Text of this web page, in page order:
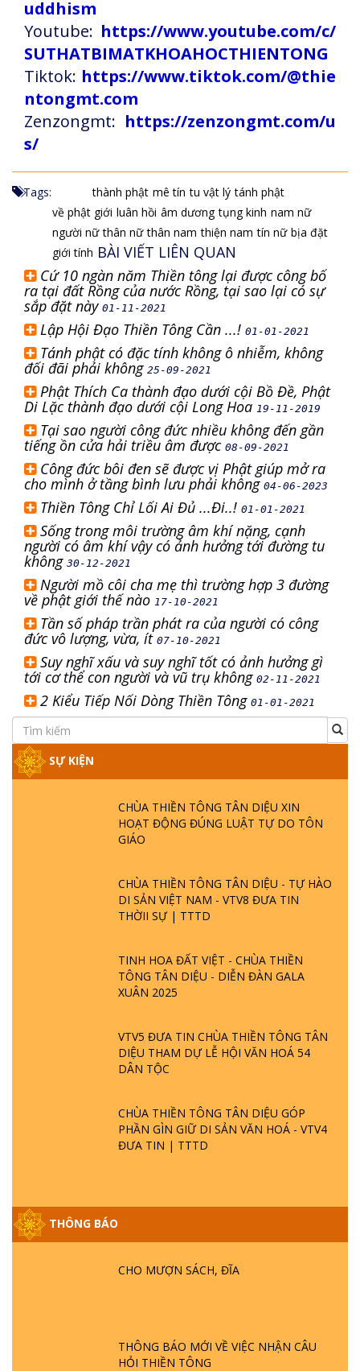
uddhism
Youtube: https://www.youtube.com/c/
SUTHATBIMATKHOAHOCTHIENTONG
Tiktok: https://www.tiktok.com/@thie
ntongmt.com
Zenzongmt: https://zenzongmt.com/u
s/
Tags: thành phật mê tín tu vật lý tánh phật
về phật giới luân hồi âm dương tụng kinh nam nữ
người nữ thân nữ thân nam thiện nam tín nữ bịa đặt
giới tính BÀI VIẾT LIÊN QUAN
Cứ 10 ngàn năm Thiền tông lại được công bố
ra tại đất Rồng của nước Rồng, tại sao lại có sự
sắp đặt này 01-11-2021
Lập Hội Đạo Thiền Tông Cần ...! 01-01-2021
Tánh phật có đặc tính không ô nhiễm, không
đối đãi phải không 25-09-2021
Phật Thích Ca thành đạo dưới cội Bồ Đề, Phật
Di Lặc thành đạo dưới cội Long Hoa 19-11-2019
Tại sao người công đức nhiều không đến gần
tiếng ồn cửa hải triều âm được 08-09-2021
Công đức bôi đen sẽ được vị Phật giúp mở ra
cho mình ở tầng bình lưu phải không 04-06-2023
Thiền Tông Chỉ Lối Ai Đủ ...Đi..! 01-01-2021
Sống trong môi trường âm khí nặng, cạnh
người có âm khí vậy có ảnh hưởng tới đường tu
không 30-12-2021
Người mồ côi cha mẹ thì trường hợp 3 đường
về phật giới thế nào 17-10-2021
Tần số pháp trần phát ra của người có công
đức vô lượng, vừa, ít 07-10-2021
Suy nghĩ xấu và suy nghĩ tốt có ảnh hưởng gì
tới cơ thể con người và vũ trụ không 02-11-2021
2 Kiểu Tiếp Nối Dòng Thiền Tông 01-01-2021
SỰ KIỆN
CHÙA THIỀN TÔNG TÂN DIỆU XIN
HOẠT ĐỘNG ĐÚNG LUẬT TỰ DO TÔN
GIÁO
CHÙA THIỀN TÔNG TÂN DIỆU - TỰ HÀO
DI SẢN VIỆT NAM - VTV8 ĐƯA TIN
THỜII SỰ | TTTD
TINH HOA ĐẤT VIỆT - CHÙA THIỀN
TÔNG TÂN DIỆU - DIỄN ĐÀN GALA
XUÂN 2025
VTV5 ĐƯA TIN CHÙA THIỀN TÔNG TÂN
DIỆU THAM DỰ LỄ HỘI VĂN HOÁ 54
DÂN TỘC
CHÙA THIỀN TÔNG TÂN DIỆU GÓP
PHẦN GÌN GIỮ DI SẢN VĂN HOÁ - VTV4
ĐƯA TIN | TTTD
THÔNG BÁO
CHO MƯỢN SÁCH, ĐĨA
THÔNG BÁO MỚI VỀ VIỆC NHẬN CÂU
HỎI THIỀN TÔNG
GIẢI ĐÁP ĐẶC BIỆT P25 - SUỐT 49 NĂM
HỘI GÌ? TỬ VÌ ĐẠO
PHẬT GIỚI CÓ THỜI GIAN KHÔNG? |
TTTD